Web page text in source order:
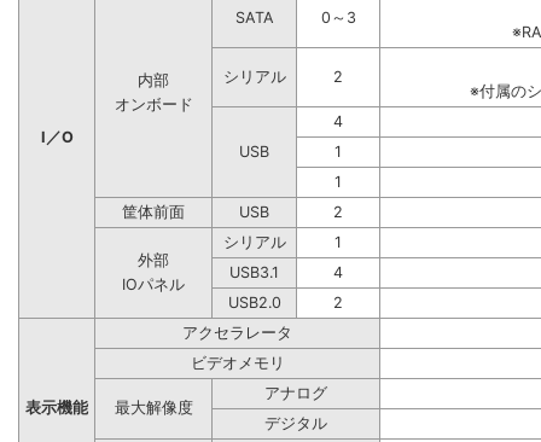
I／O
内部
オンボード
SATA
0～3
シリアル
2
※付属の
USB
4
1
1
筐体前面
USB 2
外部
IOパネル
シリアル
1
USB3.1
4
USB2.0
2
表示機能
アクセラレータ
ビデオメモリ
最大解像度
アナログ
デジタル